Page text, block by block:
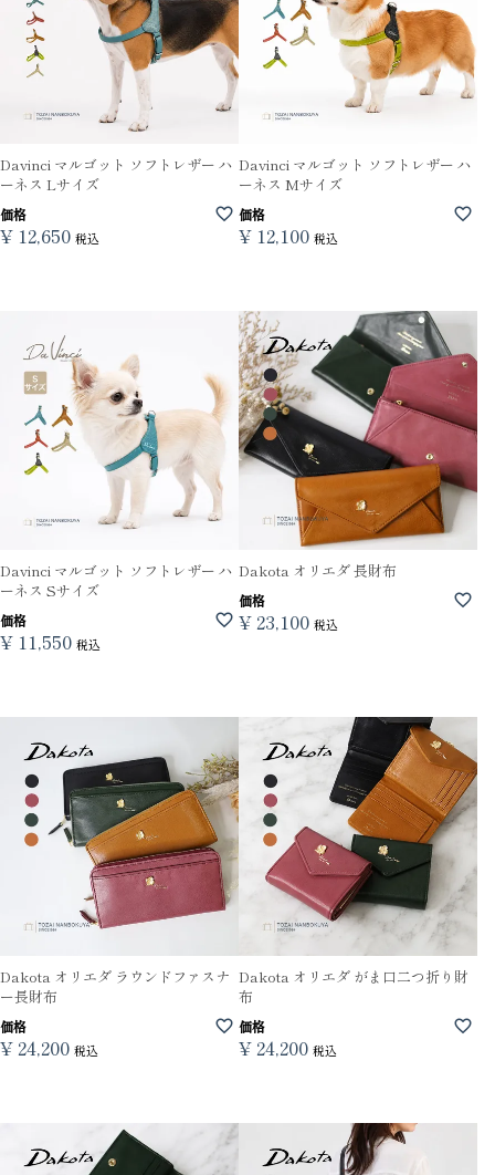
Davinci マルゴット ソフトレザー ハ
ーネス Lサイズ
価格
¥ 12,650 税込
Davinci マルゴット ソフトレザー ハ
ーネス Mサイズ
価格
¥ 12,100 税込
Davinci マルゴット ソフトレザー ハ
ーネス Sサイズ
価格
¥ 11,550 税込
Dakota オリエダ 長財布
価格
¥23,100 税込
Dakota オリエダ ラウンドファスナ
ー長財布
価格
¥24,200 税込
Dakota オリエダ がま口二つ折り財
布
価格
¥24,200 税込